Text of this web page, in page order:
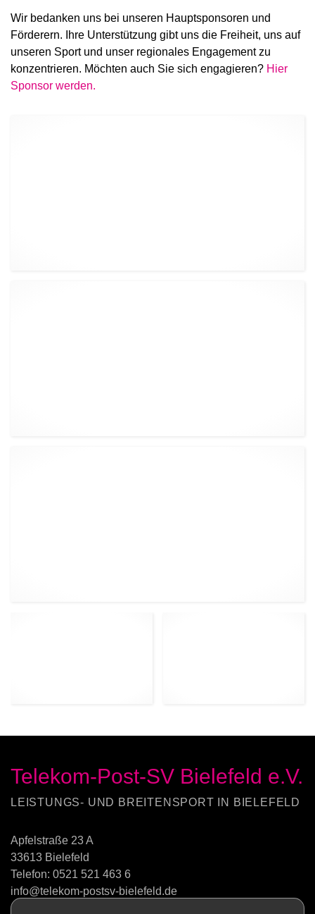
Wir bedanken uns bei unseren Hauptsponsoren und
Förderern. Ihre Unterstützung gibt uns die Freiheit, uns auf
unseren Sport und unser regionales Engagement zu
konzentrieren. Möchten auch Sie sich engagieren? Hier
Sponsor werden.
Telekom-Post-SV Bielefeld e.V.
LEISTUNGS- UND BREITENSPORT IN BIELEFELD
Apfelstraße 23 A
33613 Bielefeld
Telefon: 0521 521 463 6
info@telekom-postsv-bielefeld.de